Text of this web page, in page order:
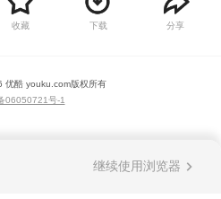
光笔记的秘密，体验一场场精彩绝伦
事。不断丰富精神世界，助力个人成长
收藏 下载 分享
优酷 youku.com版权所有
06050721号-1
继续使用浏览器